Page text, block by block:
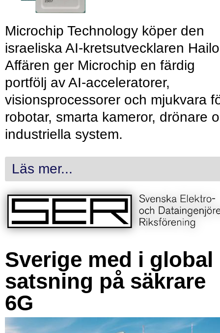
Microchip Technology köper den
israeliska AI-kretsutvecklaren
Affären ger Microchip en färdig
portfölj av AI-acceleratorer,
visionsprocessorer och mjukvara
robotar, smarta kameror, drönare
industriella system.
Läs mer...
Sverige med i global
satsning på säkrare
6G